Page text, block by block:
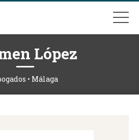
López
• Málaga